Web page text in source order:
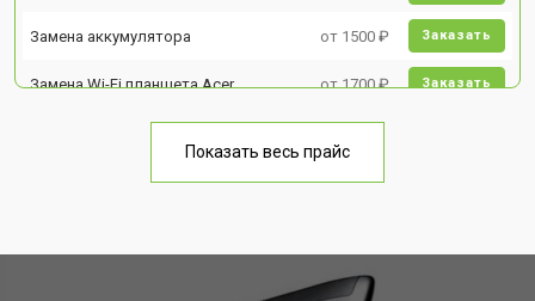
Замена аккумулятора от 1500 ₽ Заказать
Замена Wi-Fi планшета Acer от 1700 ₽ Заказать
Замена кнопок планшета Acer от 1750 ₽
Показать весь прайс